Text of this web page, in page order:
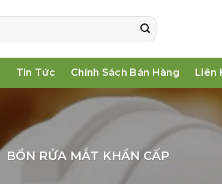
Tin Tức Chính Sách Bán Hàng Liên
BỒN RỬA MẮT KHẨN CẤP